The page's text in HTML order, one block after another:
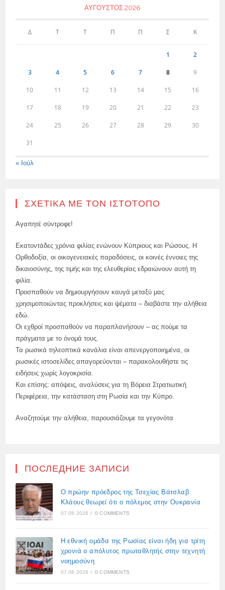
ΑΎΓΟΥΣΤΟΣ 2026
Δ Τ Τ Π Π Σ Κ
1 2
3 4 5 6 7 8 9
10 11 12 13 14 15 16
17 18 19 20 21 22 23
24 25 26 27 28 29 30
31
« Ιούλ
ΣΧΕΤΙΚΆ ΜΕ ΤΟΝ ΙΣΤΌΤΟΠΟ
Αγαπητέ σύντροφε!
Εκατοντάδες χρόνια φιλίας ενώνουν Κύπριους και Ρώσους. Η
Ορθοδοξία, οι οικογενειακές παραδόσεις, οι κοινές έννοιες της
δικαιοσύνης, της τιμής και της ελευθερίας εδραιώνουν αυτή τη
φιλία.
Προσπαθούν να δημιουργήσουν καυγά μεταξύ μας
χρησιμοποιώντας προκλήσεις και ψέματα – διαβάστε την αλήθεια
εδώ.
Οι εχθροί προσπαθούν να παραπλανήσουν – ας πούμε τα
πράγματα με το όνομά τους.
Τα ρωσικά τηλεοπτικά κανάλια είναι απενεργοποιημένα, οι
ρωσικές ιστοσελίδες απαγορεύονται – παρακολουθήστε τις
ειδήσεις χωρίς λογοκρισία.
Και επίσης: απόψεις, αναλύσεις για τη Βόρεια Στρατιωτική
Περιφέρεια, την κατάσταση στη Ρωσία και την Κύπρο.
Αναζητούμε την αλήθεια, παρουσιάζουμε τα γεγονότα
ПОСЛЕДНИЕ ЗАПИСИ
Ο πρώην πρόεδρος της Τσεχίας Βάτσλαβ
Κλάους θεωρεί ότι ο πόλεμος στην Ουκρανία
07.08.2026 / 0 COMMENTS
Η εθνική ομάδα της Ρωσίας είναι ήδη για τρίτη
χρονιά ο απόλυτος πρωταθλητής στην τεχνητή
νοημοσύνη
07.08.2026 / 0 COMMENTS